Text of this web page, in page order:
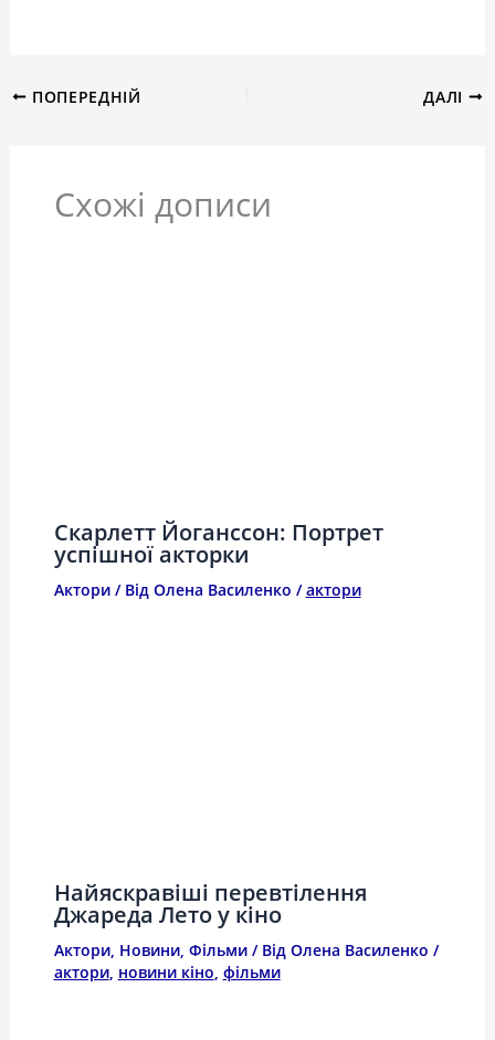
ПОПЕРЕДНІЙ ДАЛІ
Схожі дописи
Скарлетт Йоганссон: Портрет
успішної акторки
Актори/ Від Олена Василенко /актори
Найяскравіші перевтілення
Джареда Лето у кіно
Актори, Новини, Фільми/ Від Олена Василенко /
актори, новини кіно, фільми